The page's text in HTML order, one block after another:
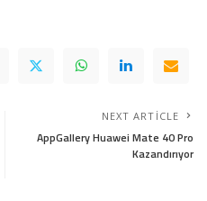
NEXT ARTICLE
AppGallery Huawei Mate 40 Pro
Kazandırıyor